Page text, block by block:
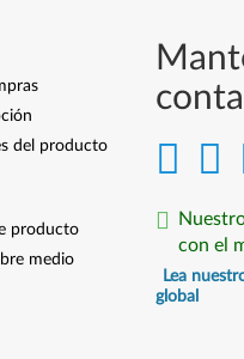
con el
Lea
global
del producto
producto
medio